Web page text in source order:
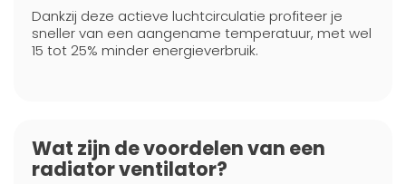
Dankzij deze actieve luchtcirculatie profiteer je
sneller van een aangename temperatuur, met wel
15 tot 25% minder energieverbruik.
Wat zijn de voordelen van een
radiator ventilator?